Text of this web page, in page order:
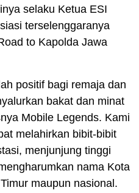
selaku Ketua ESI
terselenggaranya
to Kapolda Jawa
positif bagi remaja dan
bakat dan minat
Mobile Legends. Kami
melahirkan bibit-bibit
menjunjung tinggi
nama Kota
maupun nasional.